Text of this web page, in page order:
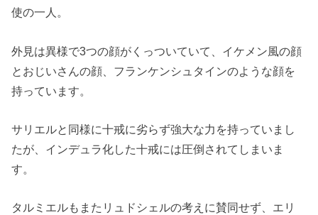
使の一人。
外見は異様で3つの顔がくっついていて、イケメン風の顔
とおじいさんの顔、フランケンシュタインのような顔を
持っています。
サリエルと同様に十戒に劣らず強大な力を持っていまし
たが、インデュラ化した十戒には圧倒されてしまいま
す。
タルミエルもまたリュドシェルの考えに賛同せず、エリ